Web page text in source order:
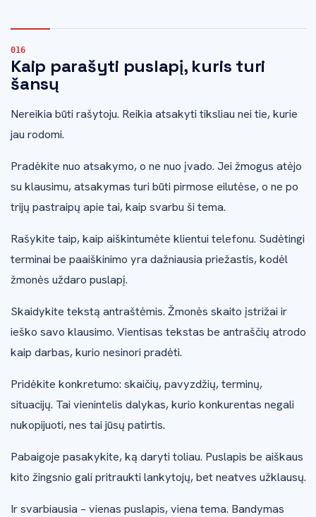
Kaip parašyti puslapį, kuris turi
šansų
Nereikia būti rašytoju. Reikia atsakyti tiksliau nei tie, kurie
jau rodomi.
Pradėkite nuo atsakymo, o ne nuo įvado. Jei žmogus atėjo
su klausimu, atsakymas turi būti pirmose eilutėse, o ne po
trijų pastraipų apie tai, kaip svarbu ši tema.
Rašykite taip, kaip aiškintumėte klientui telefonu. Sudėtingi
terminai be paaiškinimo yra dažniausia priežastis, kodėl
žmonės uždaro puslapį.
Skaidykite tekstą antraštėmis. Žmonės skaito įstrižai ir
ieško savo klausimo. Vientisas tekstas be antraščių atrodo
kaip darbas, kurio nesinori pradėti.
Pridėkite konkretumo: skaičių, pavyzdžių, terminų,
situacijų. Tai vienintelis dalykas, kurio konkurentas negali
nukopijuoti, nes tai jūsų patirtis.
Pabaigoje pasakykite, ką daryti toliau. Puslapis be aiškaus
kito žingsnio gali pritraukti lankytojų, bet neatves užklausų.
Ir svarbiausia – vienas puslapis, viena tema. Bandymas